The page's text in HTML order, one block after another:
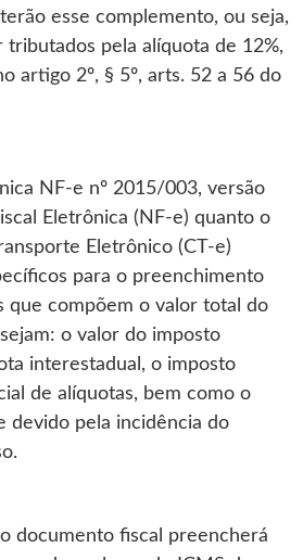
esse complemento, ou seja,
tributados pela alíquota de 12%,
artigo 2º, § 5º, arts. 52 a 56 do
NF-e nº 2015/003, versão
Eletrônica (NF-e) quanto o
Eletrônico (CT-e)
para o preenchimento
que compõem o valor total do
o valor do imposto
interestadual, o imposto
de alíquotas, bem como o
devido pela incidência do
documento fiscal preencherá